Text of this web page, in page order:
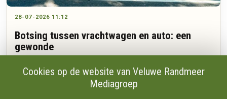
28-07-2026 11:12
Botsing tussen vrachtwagen en auto: een
gewonde
Een auto botste dinsdagochtend achter op een vrachtwagen
Cookies op de website van Veluwe Randmeer
Mediagroep